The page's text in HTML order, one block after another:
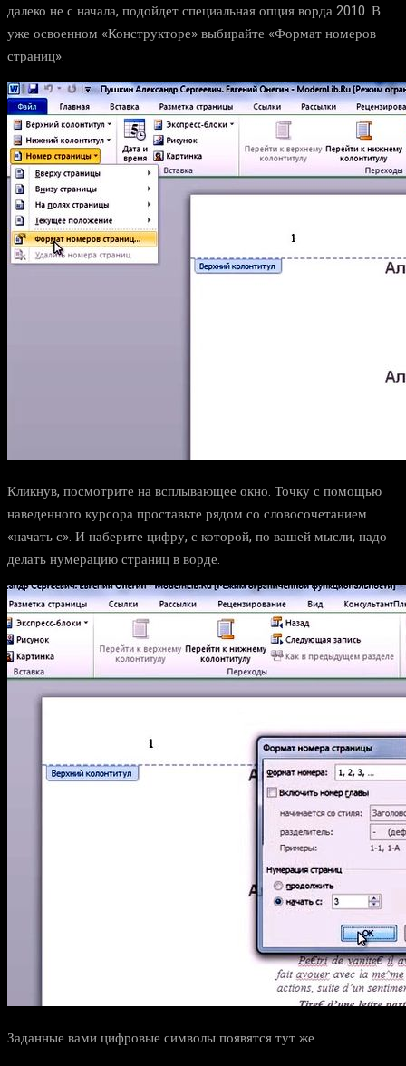
далеко не с начала, подойдет специальная опция ворда 2010. В
уже освоенном «Конструкторе» выбирайте «Формат номеров
страниц».
Кликнув, посмотрите на всплывающее окно. Точку с помощью
наведенного курсора проставьте рядом со словосочетанием
«начать с». И наберите цифру, с которой, по вашей мысли, надо
делать нумерацию страниц в ворде.
Заданные вами цифровые символы появятся тут же.